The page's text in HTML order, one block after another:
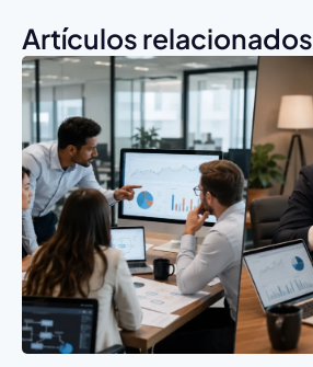
Artículos relacionados